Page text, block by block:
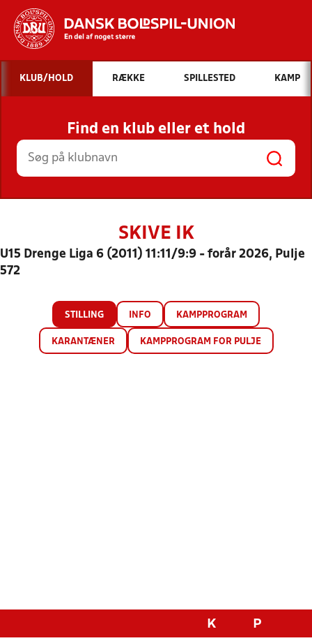
Hvad vil du søge efter?
INDHOLD OG NYHEDER
STILLINGER, RESULTATER, KLUBBER OG
HOLD
KLUB/HOLD RÆKKE SPILLESTED KAMP
Find en klub eller et hold
SKIVE IK
U15 Drenge Liga 6 (2011) 11:11/9:9 - forår 2026, Pulje
572
STILLING INFO KAMPPROGRAM
KARANTÆNER KAMPPROGRAM FOR PULJE
K P